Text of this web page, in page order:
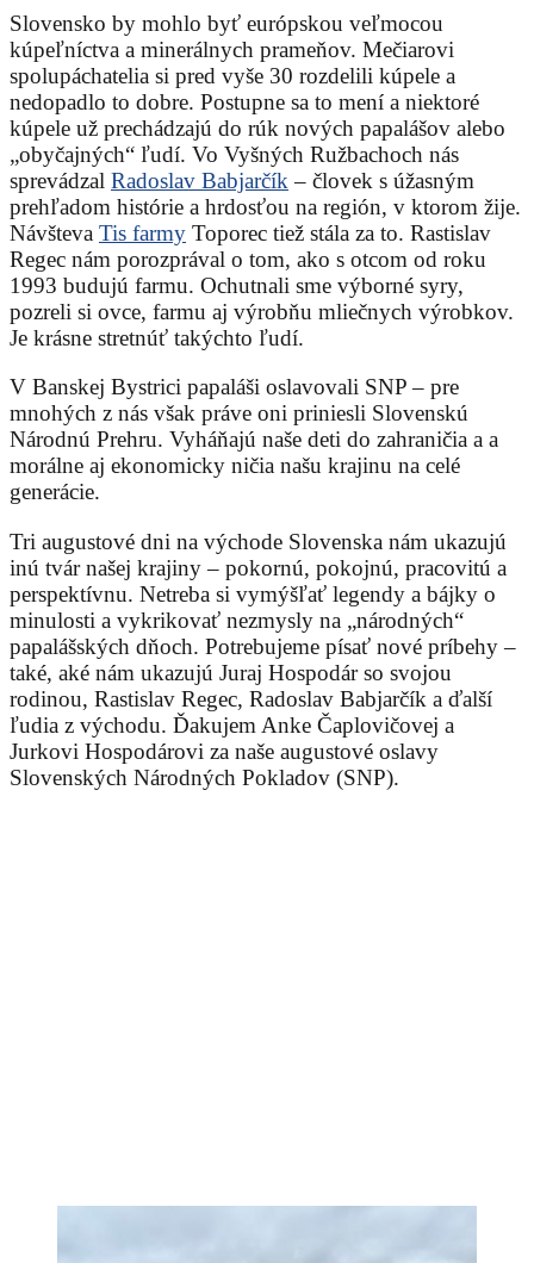
Slovensko by mohlo byť európskou veľmocou
kúpeľníctva a minerálnych prameňov. Mečiarovi
spolupáchatelia si pred vyše 30 rozdelili kúpele a
nedopadlo to dobre. Postupne sa to mení a niektoré
kúpele už prechádzajú do rúk nových papalášov alebo
„obyčajných“ ľudí. Vo Vyšných Ružbachoch nás
sprevádzal Radoslav Babjarčík – človek s úžasným
prehľadom histórie a hrdosťou na región, v ktorom žije.
Návšteva Tis farmy Toporec tiež stála za to. Rastislav
Regec nám porozprával o tom, ako s otcom od roku
1993 budujú farmu. Ochutnali sme výborné syry,
pozreli si ovce, farmu aj výrobňu mliečnych výrobkov.
Je krásne stretnúť takýchto ľudí.
V Banskej Bystrici papaláši oslavovali SNP – pre
mnohých z nás však práve oni priniesli Slovenskú
Národnú Prehru. Vyháňajú naše deti do zahraničia a a
morálne aj ekonomicky ničia našu krajinu na celé
generácie.
Tri augustové dni na východe Slovenska nám ukazujú
inú tvár našej krajiny – pokornú, pokojnú, pracovitú a
perspektívnu. Netreba si vymýšľať legendy a bájky o
minulosti a vykrikovať nezmysly na „národných“
papalášských dňoch. Potrebujeme písať nové príbehy –
také, aké nám ukazujú Juraj Hospodár so svojou
rodinou, Rastislav Regec, Radoslav Babjarčík a ďalší
ľudia z východu. Ďakujem Anke Čaplovičovej a
Jurkovi Hospodárovi za naše augustové oslavy
Slovenských Národných Pokladov (SNP).